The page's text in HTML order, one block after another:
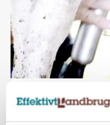
Russisk